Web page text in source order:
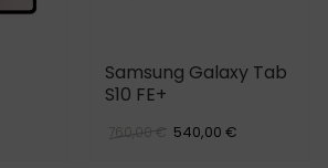
Samsung Galaxy Tab
S10 FE+
760,00 € 540,00 €